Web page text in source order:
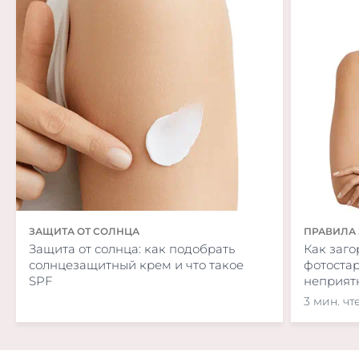
Дебов С.С., Дерижанова И.С. Меланины // Большая
Большая Медицинская Энциклопедия (БМЭ), под
издание, Т.14. URL: https://xn—90aw5c.xn—
c1avg/index.php/
(дата обращения: 03.12.2021).
ЗАЩИТА ОТ СОЛНЦА
Защита от солнца: как подобрать
солнцезащитный крем и что такое
SPF
ПРАВИЛА
Как
3 мин.